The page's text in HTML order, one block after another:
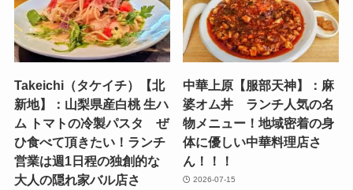
Takeichi（タケイチ）【北
新地】：山梨県産白桃 生ハ
ム トマトの冷製パスタ ぜ
ひ食べて頂きたい！ランチ
営業は週1日程の独創的な
大人の隠れ家バル店さ
中華上原【服部天神】：麻
婆オム丼 ランチ人気の名
物メニュー！地域密着の身
体に優しい中華料理店さ
ん！！！
2026-07-15